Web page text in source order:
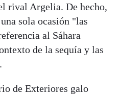
rival Argelia. De hecho,
sola ocasión "las
al Sáhara
de la sequía y las
de Exteriores galo